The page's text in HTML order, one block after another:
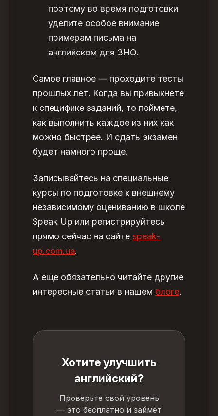
поэтому во время подготовки
уделите особое внимание
примерам письма на
английском для ЗНО.
Самое главное — проходите тесты
прошлых лет. Когда вы привыкнете
к специфике заданий, то поймете,
как выполнить каждое из них как
можно быстрее. И сдать экзамен
будет намного проще.
Записывайтесь на специальные
курсы по подготовке к внешнему
независимому оцениванию в школе
Speak Up или регистрируйтесь
прямо сейчас на сайтеspeak-
up.com.ua.
А еще обязательно читайте другие
интересные статьи в нашем блоге.
Хотите улучшить
английский?
Проверьте свой уровень
— это бесплатно и займёт